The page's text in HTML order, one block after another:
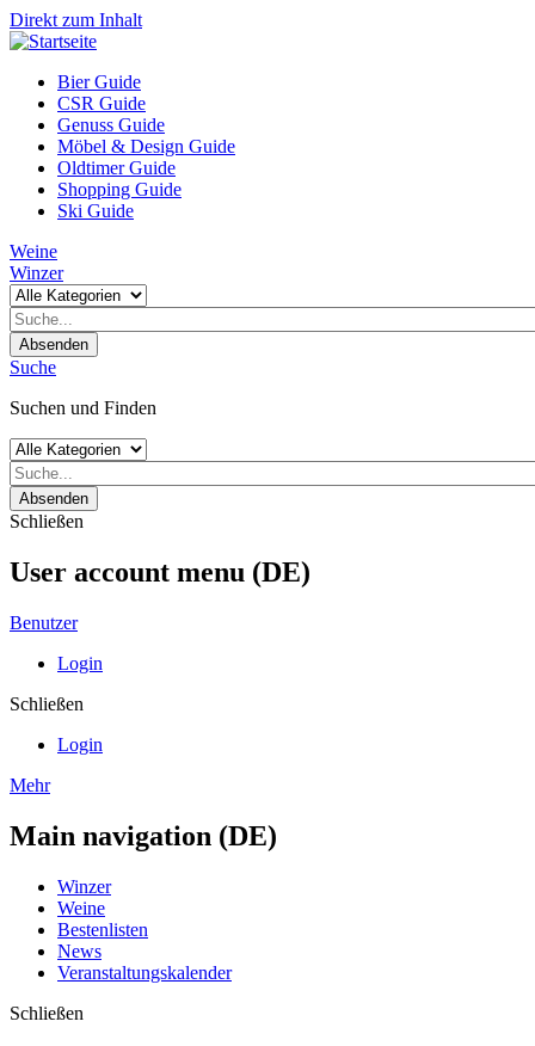
Direkt zum Inhalt
Bier Guide
CSR Guide
Genuss Guide
Möbel & Design Guide
Oldtimer Guide
Shopping Guide
Ski Guide
Weine
Winzer
Absenden
Suche
Suchen und Finden
Absenden
Schließen
User account menu (DE)
Benutzer
Login
Schließen
Login
Mehr
Main navigation (DE)
Winzer
Weine
Bestenlisten
News
Veranstaltungskalender
Schließen